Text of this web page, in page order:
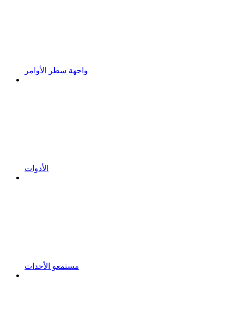
واجهة سطر الأوامر
الأدوات
مستمعو الأحداث